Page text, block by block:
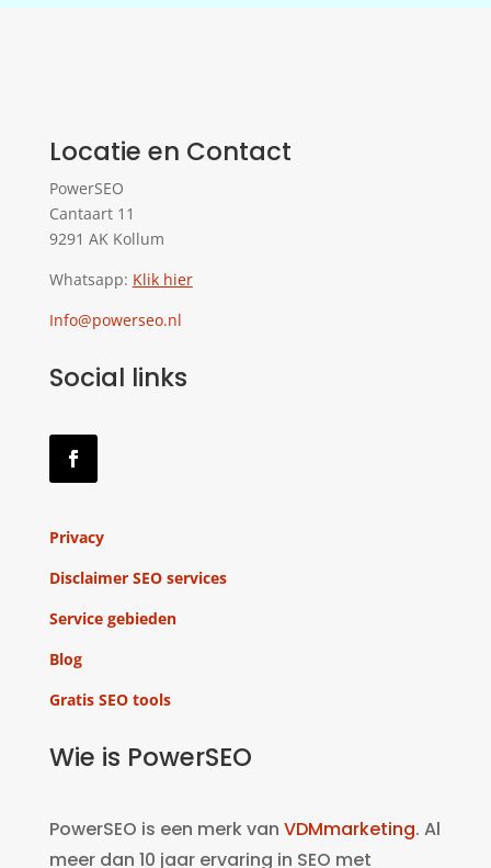
Locatie en Contact
PowerSEO
Cantaart 11
9291 AK Kollum
Whatsapp: Klik hier
Info@powerseo.nl
Social links
Privacy
Disclaimer SEO services
Service gebieden
Blog
Gratis SEO tools
Wie is PowerSEO
PowerSEO is een merk van VDMmarketing. Al
meer dan 10 jaar ervaring in SEO met